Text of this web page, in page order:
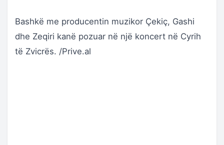
Bashkë me producentin muzikor Çekiç, Gashi
dhe Zeqiri kanë pozuar në një koncert në Cyrih
të Zvicrës. /Prive.al